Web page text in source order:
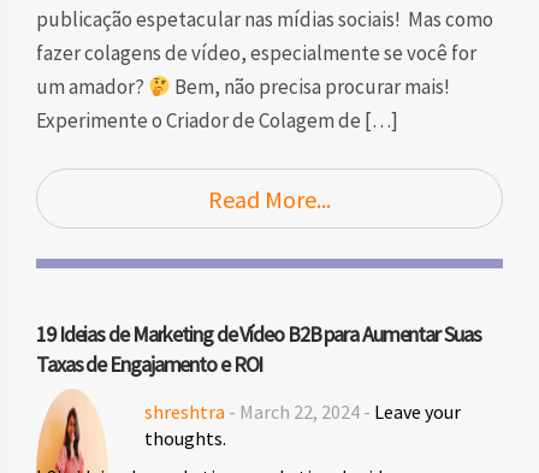
publicação espetacular nas mídias sociais! Mas como
fazer colagens de vídeo, especialmente se você for
um amador?
Bem, não precisa procurar mais!
Experimente o Criador de Colagem de […]
Read More...
19 Ideias de Marketing de Vídeo B2B para Aumentar Suas
Taxas de Engajamento e ROI
shreshtra - March 22, 2024 - Leave your
thoughts.